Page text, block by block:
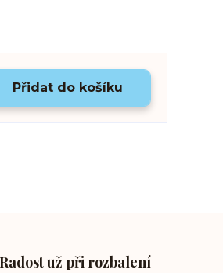
Přidat do košíku
Radost už při rozbalení